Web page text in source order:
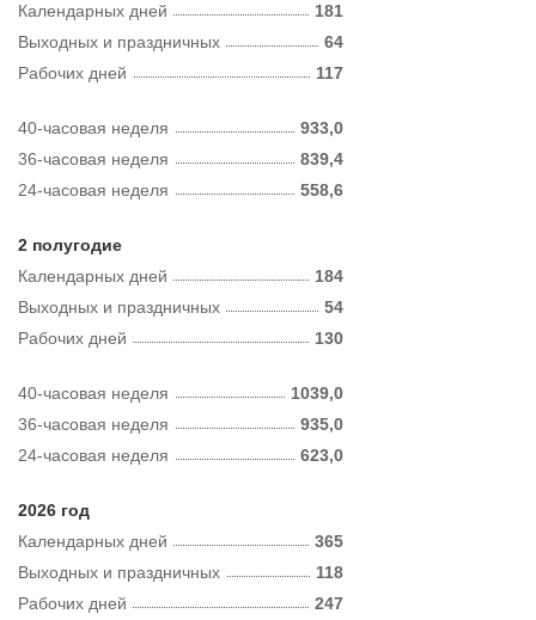
Календарных дней
181
Рабочих дней 117
Выходных и праздничных 64
40-часовая неделя
933,0
36-часовая неделя
839,4
24-часовая неделя
558,6
2 полугодие
Календарных дней
184
Рабочих дней 130
Выходных и праздничных 54
40-часовая неделя
1039,0
36-часовая неделя
935,0
24-часовая неделя
623,0
2026 год
Календарных дней
365
Рабочих дней 247
Выходных и праздничных 118